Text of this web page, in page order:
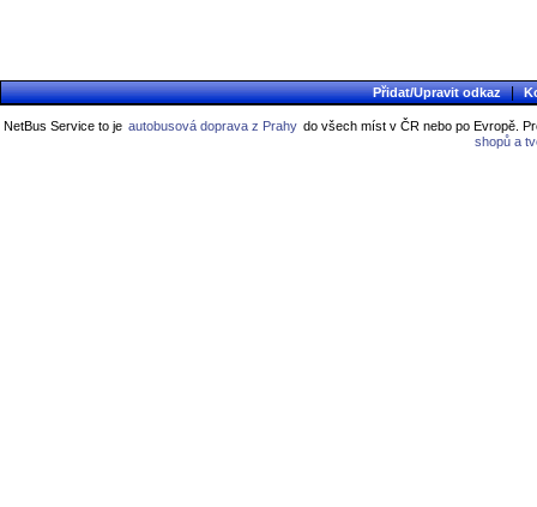
Přidat/Upravit odkaz |
NetBus Service to je autobusová doprava z Prahy do všech míst v ČR nebo po Evropě.
shopů a